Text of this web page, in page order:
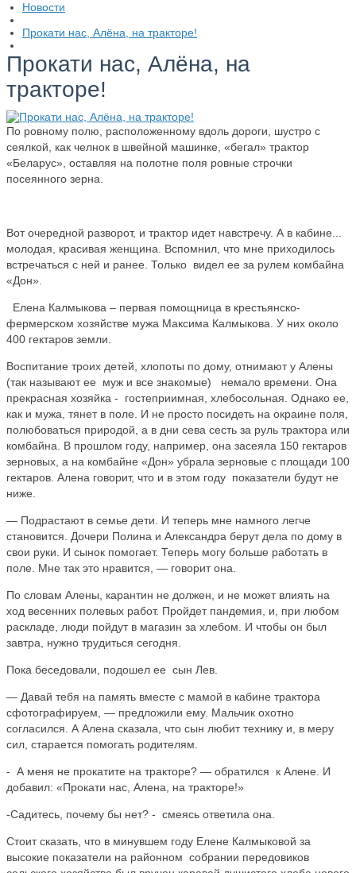
Новости
Прокати нас, Алёна, на тракторе!
Прокати нас, Алёна, на
тракторе!
По ровному полю, расположенному вдоль дороги, шустро с
сеялкой, как челнок в швейной машинке, «бегал» трактор
«Беларус», оставляя на полотне поля ровные строчки
посеянного зерна.
Вот очередной разворот, и трактор идет навстречу. А в кабине...
молодая, красивая женщина. Вспомнил, что мне приходилось
встречаться с ней и ранее. Только видел ее за рулем комбайна
«Дон».
Елена Калмыкова – первая помощница в крестьянско-
фермерском хозяйстве мужа Максима Калмыкова. У них около
400 гектаров земли.
Воспитание троих детей, хлопоты по дому, отнимают у Алены
(так называют ее муж и все знакомые) немало времени. Она
прекрасная хозяйка - гостеприимная, хлебосольная. Однако ее,
как и мужа, тянет в поле. И не просто посидеть на окраине поля,
полюбоваться природой, а в дни сева сесть за руль трактора или
комбайна. В прошлом году, например, она засеяла 150 гектаров
зерновых, а на комбайне «Дон» убрала зерновые с площади 100
гектаров. Алена говорит, что и в этом году показатели будут не
ниже.
— Подрастают в семье дети. И теперь мне намного легче
становится. Дочери Полина и Александра берут дела по дому в
свои руки. И сынок помогает. Теперь могу больше работать в
поле. Мне так это нравится, — говорит она.
По словам Алены, карантин не должен, и не может влиять на
ход весенних полевых работ. Пройдет пандемия, и, при любом
раскладе, люди пойдут в магазин за хлебом. И чтобы он был
завтра, нужно трудиться сегодня.
Пока беседовали, подошел ее сын Лев.
— Давай тебя на память вместе с мамой в кабине трактора
сфотографируем, — предложили ему. Мальчик охотно
согласился. А Алена сказала, что сын любит технику и, в меру
сил, старается помогать родителям.
- А меня не прокатите на тракторе? — обратился к Алене. И
добавил: «Прокати нас, Алена, на тракторе!»
-Садитесь, почему бы нет? - смеясь ответила она.
Стоит сказать, что в минувшем году Елене Калмыковой за
высокие показатели на районном собрании передовиков